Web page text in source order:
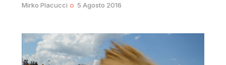
Mirko Placucci 5 Agosto 2016